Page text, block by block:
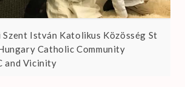
István Katolikus Közösség St
Catholic Community
and Vicinity